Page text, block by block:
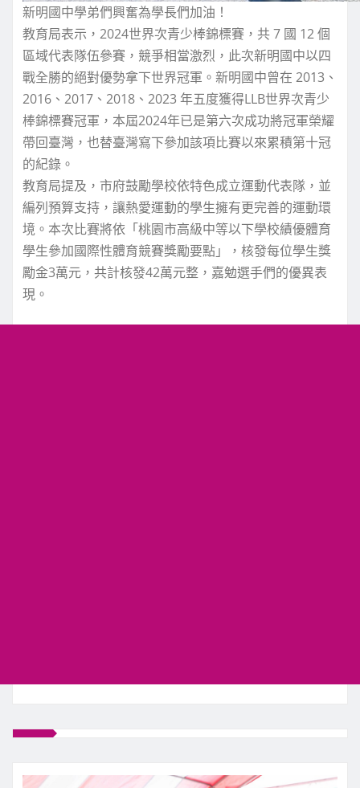
新明國中學弟們興奮為學長們加油！
教育局表示，2024世界次青少棒錦標賽，共 7 國 12 個
區域代表隊伍參賽，競爭相當激烈，此次新明國中以四
戰全勝的絕對優勢拿下世界冠軍。新明國中曾在 2013、
2016、2017、2018、2023 年五度獲得LLB世界次青少
棒錦標賽冠軍，本屆2024年已是第六次成功將冠軍榮耀
帶回臺灣，也替臺灣寫下參加該項比賽以來累積第十冠
的紀錄。
教育局提及，市府鼓勵學校依特色成立運動代表隊，並
編列預算支持，讓熱愛運動的學生擁有更完善的運動環
境。本次比賽將依「桃園市高級中等以下學校績優體育
學生參加國際性體育競賽獎勵要點」，核發每位學生獎
勵金3萬元，共計核發42萬元整，嘉勉選手們的優異表
現。